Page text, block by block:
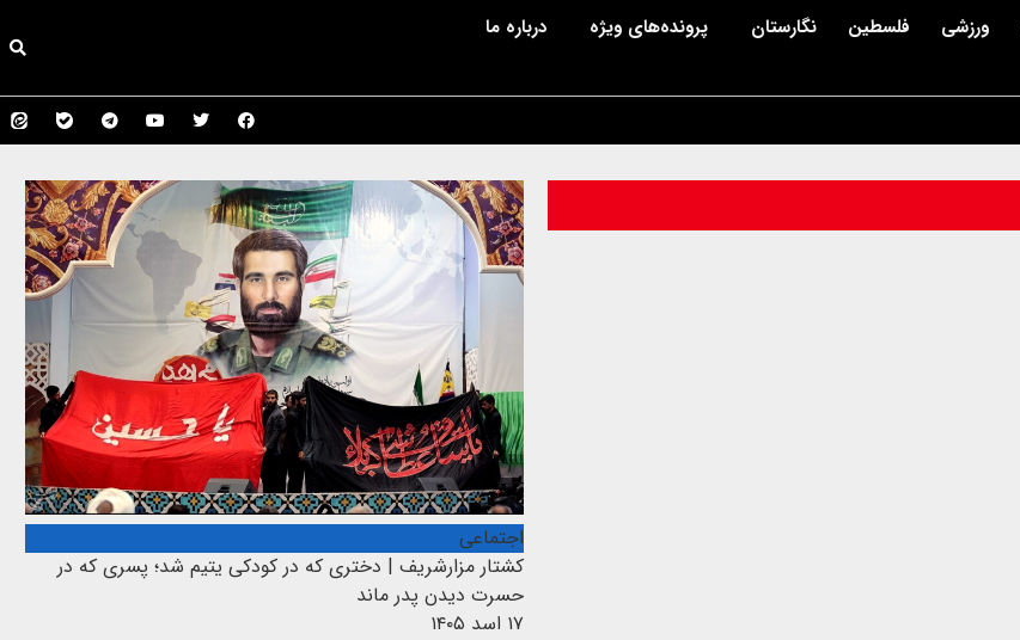
ورزشی فلسطین نگارستان پرونده‌های ویژه درباره ما
اجتماعی
کشتار مزارشریف | دختری که در کودکی یتیم شد؛ پسری که در
حسرت دیدن پدر ماند
۱۷ اسد ۱۴۰۵